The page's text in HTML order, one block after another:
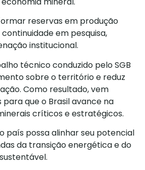
reservas em produção
em pesquisa,
institucional.
técnico conduzido pelo SGB
sobre o território e reduz
Como resultado, vem
que o Brasil avance na
críticos e estratégicos.
país possa alinhar seu potencial
da transição energética e do